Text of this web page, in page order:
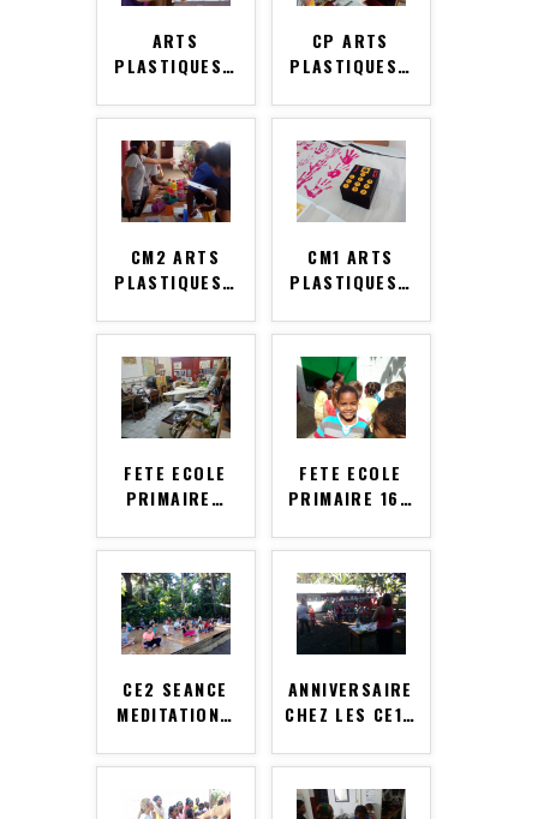
ARTS
PLASTIQUES…
CP ARTS
PLASTIQUES…
CM2 ARTS
PLASTIQUES…
CM1 ARTS
PLASTIQUES…
FETE ECOLE
PRIMAIRE…
FETE ECOLE
PRIMAIRE 16…
CE2 SEANCE
MEDITATION…
ANNIVERSAIRE
CHEZ LES CE1…